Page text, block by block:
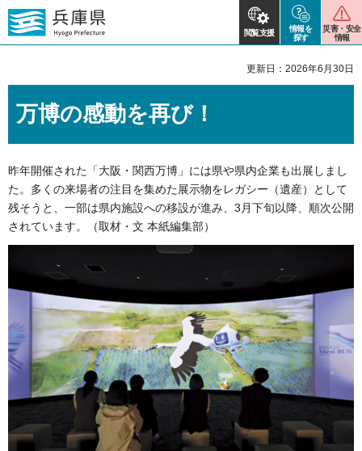
閲覧支援
情報を
探す
災害・安全
情報
更新日：2026年6月30日
万博の感動を再び！
昨年開催された「大阪・関西万博」には県や県内企業も出展しまし
た。多くの来場者の注目を集めた展示物をレガシー（遺産）として
残そうと、一部は県内施設への移設が進み、3月下旬以降、順次公開
されています。（取材・文 本紙編集部）